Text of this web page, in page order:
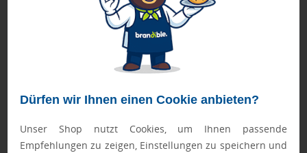
Dürfen wir Ihnen einen Cookie anbieten?
Unser Shop nutzt Cookies, um Ihnen passende
Empfehlungen zu zeigen, Einstellungen zu speichern und
Nur Produkte, die unseren
Qualitätscheck
schaffen es in den Shop.Mehr erfahren
Ewa Engel,